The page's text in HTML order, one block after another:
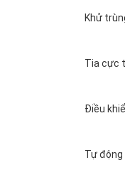
Khử
Tia cực
Điều
Tự động